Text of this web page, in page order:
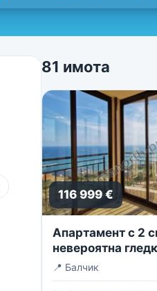
81 имота
116 999 €
Апартамент с 2
невероятна
безкрайното море
📍 Балчик